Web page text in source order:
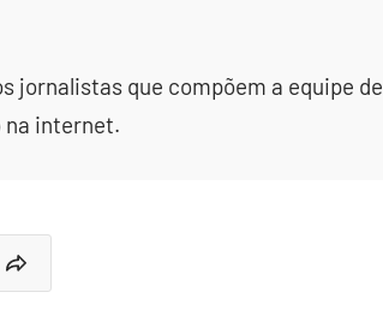
jornalistas que compõem a equipe de
na internet.